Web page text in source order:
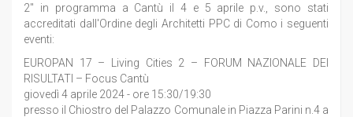
2" in programma a Cantù il 4 e 5 aprile p.v., sono stati
accreditati dall'Ordine degli Architetti PPC di Como i seguenti
eventi:
EUROPAN 17 – Living Cities 2 – FORUM NAZIONALE DEI
RISULTATI – Focus Cantù
giovedì 4 aprile 2024 - ore 15:30/19:30
presso il Chiostro del Palazzo Comunale in Piazza Parini n.4 a